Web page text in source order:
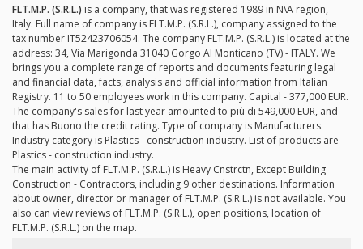
FLT.M.P. (S.R.L.) is a company, that was registered 1989 in N\A region,
Italy. Full name of company is FLT.M.P. (S.R.L.), company assigned to the
tax number IT52423706054. The company FLT.M.P. (S.R.L.) is located at the
address: 34, Via Marigonda 31040 Gorgo Al Monticano (TV) - ITALY. We
brings you a complete range of reports and documents featuring legal
and financial data, facts, analysis and official information from Italian
Registry. 11 to 50 employees work in this company. Capital - 377,000 EUR.
The company's sales for last year amounted to più di 549,000 EUR, and
that has Buono the credit rating. Type of company is Manufacturers.
Industry category is Plastics - construction industry. List of products are
Plastics - construction industry.
The main activity of FLT.M.P. (S.R.L.) is Heavy Cnstrctn, Except Building
Construction - Contractors, including 9 other destinations. Information
about owner, director or manager of FLT.M.P. (S.R.L.) is not available. You
also can view reviews of FLT.M.P. (S.R.L.), open positions, location of
FLT.M.P. (S.R.L.) on the map.